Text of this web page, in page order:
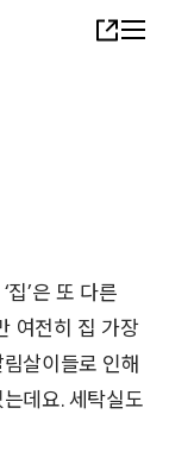
Share
’은 또 다른
여전히 집 가장
살이들로 인해
데요. 세탁실도